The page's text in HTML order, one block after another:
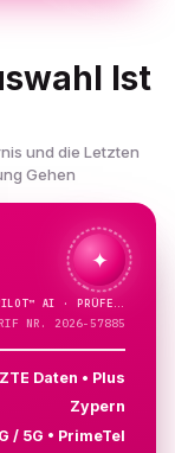
Ist
und die Letzten
Gehen
✦
AI ·
NR. 2026-57885
Daten • Plus
Zypern
/ 5G • PrimeTel